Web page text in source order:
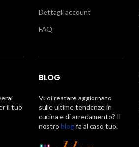
il tuo
Dettagli account
FAQ
BLOG
Vuoi restare aggiornato
sulle ultime tendenze in
cucina e di arredamento? Il
nostro blogfa al caso tuo.